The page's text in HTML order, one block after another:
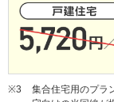
※3
集合住宅用のプラ